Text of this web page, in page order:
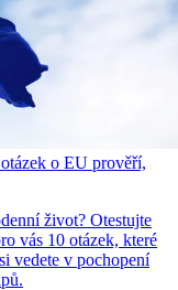
o EU prověří,
život? Otestujte
vás 10 otázek, které
vedete v pochopení